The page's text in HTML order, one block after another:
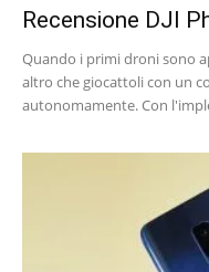
Recensione DJI
Quando i primi droni sono
altro che giocattoli con un
autonomamente. Con